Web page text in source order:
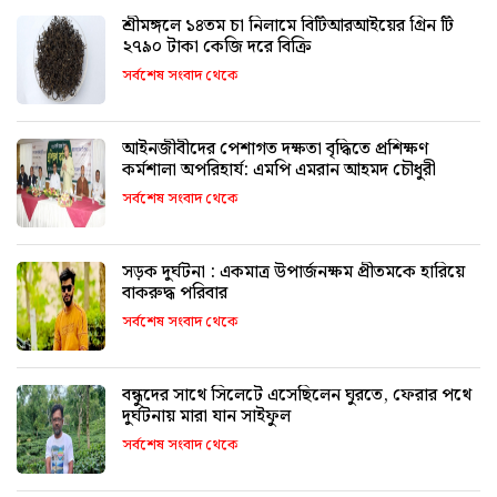
শ্রীমঙ্গলে ১৪তম চা নিলামে বিটিআরআইয়ের গ্রিন টি
২৭৯০ টাকা কেজি দরে বিক্রি
সর্বশেষ সংবাদ থেকে
আইনজীবীদের পেশাগত দক্ষতা বৃদ্ধিতে প্রশিক্ষণ
কর্মশালা অপরিহার্য: এমপি এমরান আহমদ চৌধুরী
সর্বশেষ সংবাদ থেকে
সড়ক দুর্ঘটনা : একমাত্র উপার্জনক্ষম প্রীতমকে হারিয়ে
বাকরুদ্ধ পরিবার
সর্বশেষ সংবাদ থেকে
বন্ধুদের সাথে সিলেটে এসেছিলেন ঘুরতে, ফেরার পথে
দুর্ঘটনায় মারা যান সাইফুল
সর্বশেষ সংবাদ থেকে